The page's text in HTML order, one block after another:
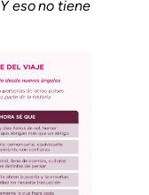
eso no tiene